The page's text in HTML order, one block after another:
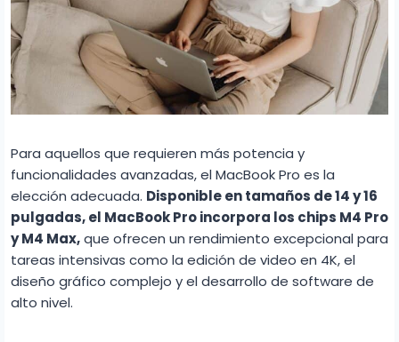
Para aquellos que requieren más potencia y
funcionalidades avanzadas, el MacBook Pro es la
elección adecuada. Disponible en tamaños de 14 y 16
pulgadas, el MacBook Pro incorpora los chips M4 Pro
y M4 Max,que ofrecen un rendimiento excepcional para
tareas intensivas como la edición de video en 4K, el
diseño gráfico complejo y el desarrollo de software de
alto nivel.